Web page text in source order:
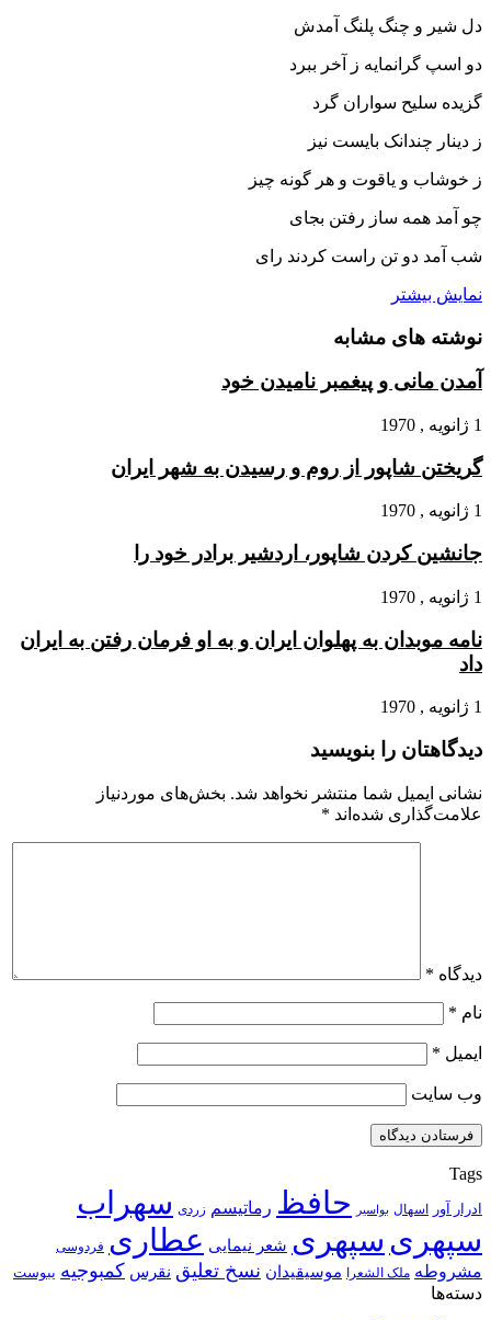
دل شیر و چنگ پلنگ آمدش‏
دو اسپ گرانمایه ز آخر ببرد
گزیده سلیح سواران گرد
ز دینار چندانک بایست نیز
ز خوشاب و یاقوت و هر گونه چیز
چو آمد همه ساز رفتن بجاى
شب آمد دو تن راست کردند راى‏
نمایش بیشتر
نوشته های مشابه
آمدن مانى و پیغمبر نامیدن خود
1 ژانویه , 1970
گریختن شاپور از روم و رسیدن به شهر ایران
1 ژانویه , 1970
جانشین کردن شاپور، اردشیر برادر خود را
1 ژانویه , 1970
نامه موبدان به پهلوان ایران و به او فرمان رفتن به ایران
داد
1 ژانویه , 1970
دیدگاهتان را بنویسید
نشانی ایمیل شما منتشر نخواهد شد. بخش‌های موردنیاز
علامت‌گذاری شده‌اند *
دیدگاه *
نام *
ایمیل *
وب‌ سایت
Tags
ادرار آور اسهال بواسیر حافظ رماتیسم زردی سهراب
سپهری سپهری شعر نیمایی عطاری فردوسی
مشروطه ملک الشعرا موسیقیدان نسخ تعلیق نقرس کمبوجیه یبوست
دسته‌ها